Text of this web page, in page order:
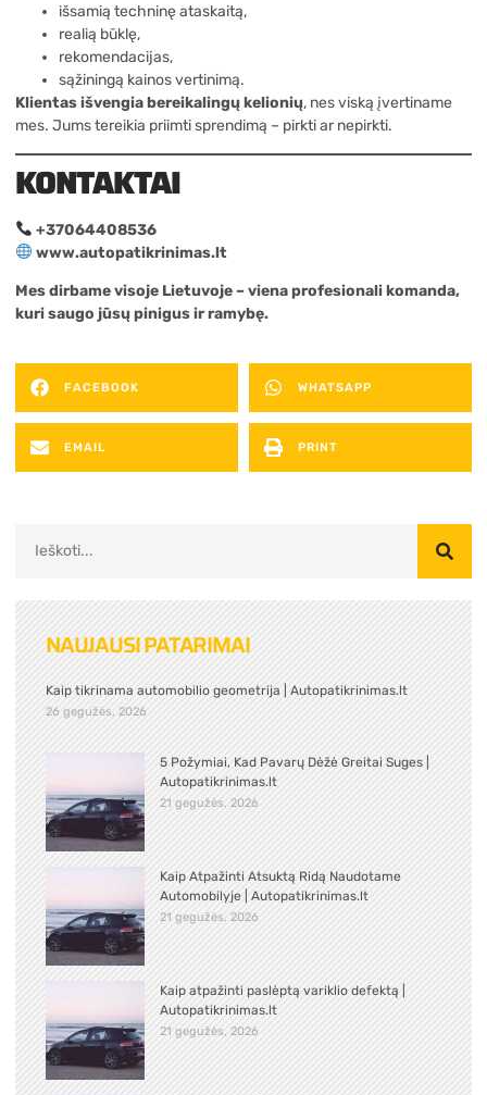
išsamią techninę ataskaitą,
realią būklę,
rekomendacijas,
sąžiningą kainos vertinimą.
Klientas išvengia bereikalingų kelionių, nes viską įvertiname
mes. Jums tereikia priimti sprendimą – pirkti ar nepirkti.
KONTAKTAI
+37064408536
www.autopatikrinimas.lt
Mes dirbame visoje Lietuvoje – viena profesionali komanda,
kuri saugo jūsų pinigus ir ramybę.
FACEBOOK WHATSAPP
EMAIL PRINT
NAUJAUSI PATARIMAI
Kaip tikrinama automobilio geometrija | Autopatikrinimas.lt
26 gegužės, 2026
5 Požymiai, Kad Pavarų Dėžė Greitai Suges |
Autopatikrinimas.lt
21 gegužės, 2026
Kaip Atpažinti Atsuktą Ridą Naudotame
Automobilyje | Autopatikrinimas.lt
21 gegužės, 2026
Kaip atpažinti paslėptą variklio defektą |
Autopatikrinimas.lt
21 gegužės, 2026